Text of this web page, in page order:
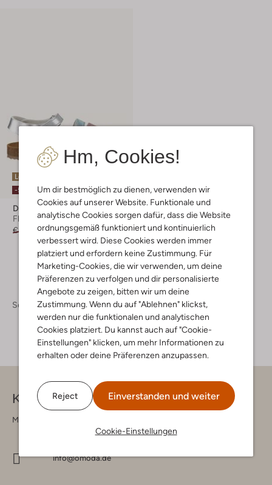
Hm, Cookies!
Um dir bestmöglich zu dienen, verwenden wir
Cookies auf unserer Website. Funktionale und
analytische Cookies sorgen dafür, dass die Website
ordnungsgemäß funktioniert und kontinuierlich
verbessert wird. Diese Cookies werden immer
platziert und erfordern keine Zustimmung. Für
Marketing-Cookies, die wir verwenden, um deine
Präferenzen zu verfolgen und dir personalisierte
Angebote zu zeigen, bitten wir um deine
Zustimmung. Wenn du auf "Ablehnen" klickst,
werden nur die funktionalen und analytischen
Cookies platziert. Du kannst auch auf "Cookie-
Einstellungen" klicken, um mehr Informationen zu
erhalten oder deine Präferenzen anzupassen.
Reject Einverstanden und weiter
Cookie-Einstellungen
Letzter Artikel
-50%
Develab
Flache Sandalen
€ 39,95 € 19,99
Schuhe Kinderschuhe Kinderschuhe Mädchen
Kontakt
Montag - Freitag 09:00 - 17:00 uur
info@omoda.de